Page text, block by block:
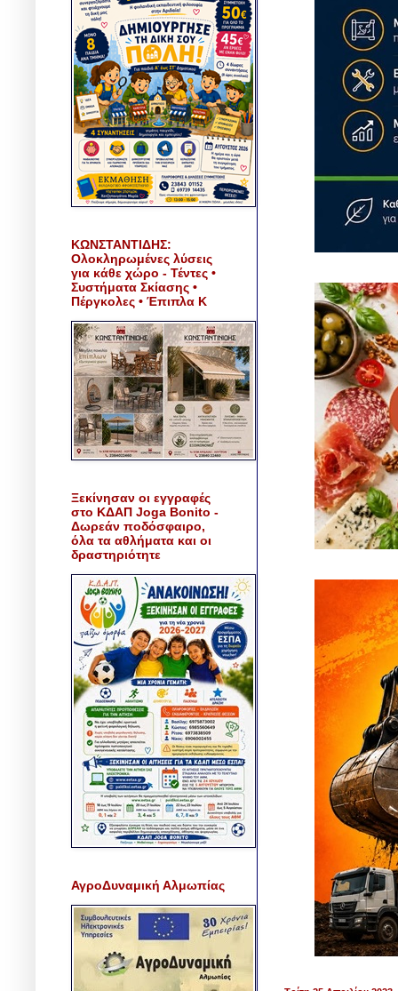
ΚΩΝΣΤΑΝΤΙΔΗΣ:
Ολοκληρωμένες λύσεις
για κάθε χώρο - Τέντες •
Συστήματα Σκίασης •
Πέργκολες • Έπιπλα Κ
Ξεκίνησαν οι εγγραφές
στο ΚΔΑΠ Joga Bonito -
Δωρεάν ποδόσφαιρο,
όλα τα αθλήματα και οι
δραστηριότητε
ΑγροΔυναμική Αλμωπίας